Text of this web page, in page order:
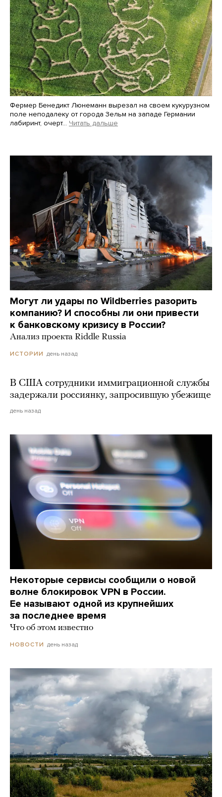
Фермер Бенедикт Люнеманн вырезал на своем кукурузном
поле неподалеку от города Зельм на западе Германии
лабиринт, очерт… Читать дальше
Могут ли удары по Wildberries разорить
компанию? И способны ли они привести
к банковскому кризису в России?
Анализ проекта Riddle Russia
ИСТОРИИ день назад
В США сотрудники иммиграционной службы
задержали россиянку, запросившую убежище
день назад
Некоторые сервисы сообщили о новой
волне блокировок VPN в России.
Ее называют одной из крупнейших
за последнее время
Что об этом известно
НОВОСТИ день назад